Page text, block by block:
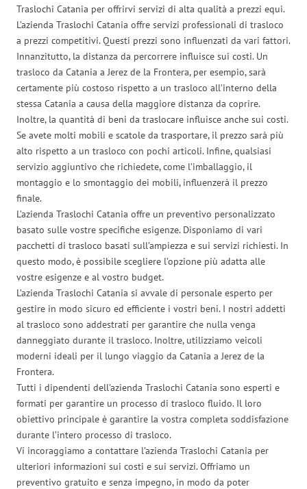
Traslochi Catania per offrirvi servizi di alta qualità a prezzi equi.
L’azienda Traslochi Catania offre servizi professionali di trasloco
a prezzi competitivi. Questi prezzi sono influenzati da vari fattori.
Innanzitutto, la distanza da percorrere influisce sui costi. Un
trasloco da Catania a Jerez de la Frontera, per esempio, sarà
certamente più costoso rispetto a un trasloco all’interno della
stessa Catania a causa della maggiore distanza da coprire.
Inoltre, la quantità di beni da traslocare influisce anche sui costi.
Se avete molti mobili e scatole da trasportare, il prezzo sarà più
alto rispetto a un trasloco con pochi articoli. Infine, qualsiasi
servizio aggiuntivo che richiedete, come l’imballaggio, il
montaggio e lo smontaggio dei mobili, influenzerà il prezzo
finale.
L’azienda Traslochi Catania offre un preventivo personalizzato
basato sulle vostre specifiche esigenze. Disponiamo di vari
pacchetti di trasloco basati sull’ampiezza e sui servizi richiesti. In
questo modo, è possibile scegliere l’opzione più adatta alle
vostre esigenze e al vostro budget.
L’azienda Traslochi Catania si avvale di personale esperto per
gestire in modo sicuro ed efficiente i vostri beni. I nostri addetti
al trasloco sono addestrati per garantire che nulla venga
danneggiato durante il trasloco. Inoltre, utilizziamo veicoli
moderni ideali per il lungo viaggio da Catania a Jerez de la
Frontera.
Tutti i dipendenti dell’azienda Traslochi Catania sono esperti e
formati per garantire un processo di trasloco fluido. Il loro
obiettivo principale è garantire la vostra completa soddisfazione
durante l’intero processo di trasloco.
Vi incoraggiamo a contattare l’azienda Traslochi Catania per
ulteriori informazioni sui costi e sui servizi. Offriamo un
preventivo gratuito e senza impegno, in modo da poter